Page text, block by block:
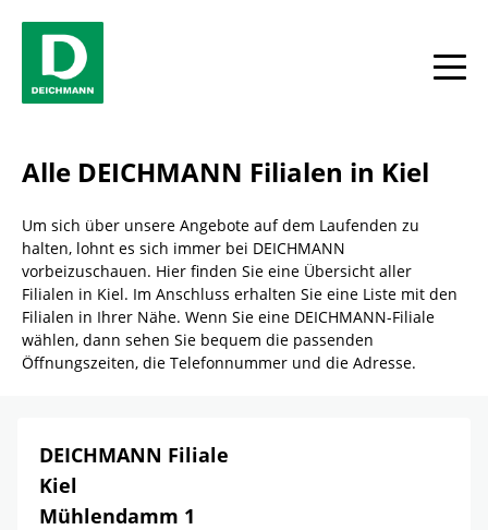
Alle
Alle DEICHMANN Filialen in Kiel
Um sich über unsere Angebote auf dem Laufenden zu
halten, lohnt es sich immer bei DEICHMANN
vorbeizuschauen. Hier finden Sie eine Übersicht aller
Filialen in Kiel. Im Anschluss erhalten Sie eine Liste mit den
Filialen in Ihrer Nähe. Wenn Sie eine DEICHMANN-Filiale
wählen, dann sehen Sie bequem die passenden
Öffnungszeiten, die Telefonnummer und die Adresse.
DEICHMANN Filiale
Kiel
Mühlendamm 1